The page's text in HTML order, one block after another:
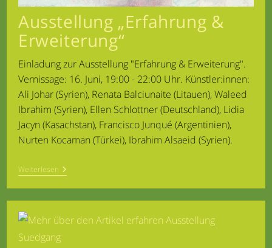
Ausstellung „Erfahrung &
Erweiterung“
Einladung zur Ausstellung "Erfahrung & Erweiterung".
Vernissage: 16. Juni, 19:00 - 22:00 Uhr. Künstler:innen:
Ali Johar (Syrien), Renata Balciunaite (Litauen), Waleed
Ibrahim (Syrien), Ellen Schlottner (Deutschland), Lidia
Jacyn (Kasachstan), Francisco Junqué (Argentinien),
Nurten Kocaman (Türkei), Ibrahim Alsaeid (Syrien).
WeiterlesenAusstellung
„Erfahrung
&
Erweiterung“